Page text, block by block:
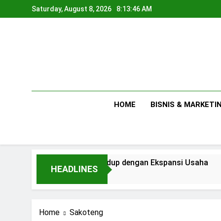
to
Saturday, August 8, 2026 8:13:47 AM
HOME BISNIS &
HEADLINES
Kebutuhan Hidup dengan Ekspansi Usaha
Home Sakoteng